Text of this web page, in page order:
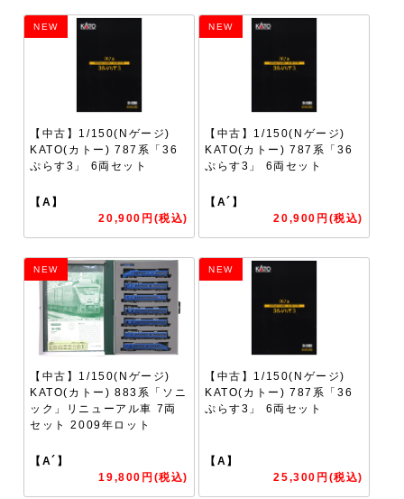
NEW
【中古】1/150(Nゲージ)
KATO(カトー) 787系「36
ぷらす3」 6両セット
【A】
20,900円(税込)
NEW
【中古】1/150(Nゲージ)
KATO(カトー) 787系「36
ぷらす3」 6両セット
【A´】
20,900円(税込)
NEW
【中古】1/150(Nゲージ)
KATO(カトー) 883系「ソニ
ック」リニューアル車 7両
セット 2009年ロット
【A´】
19,800円(税込)
NEW
【中古】1/150(Nゲージ)
KATO(カトー) 787系「36
ぷらす3」 6両セット
【A】
25,300円(税込)